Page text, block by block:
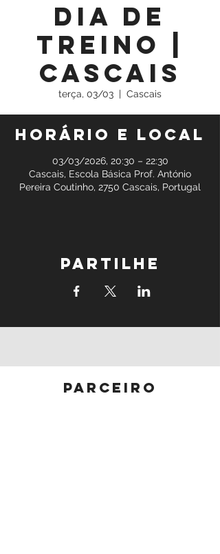
Dia de
Treino |
Cascais
terça, 03/03
  |
Cascais
Horário e local
03/03/2026, 20:30 – 22:30
Cascais, Escola Básica Prof. António
Pereira Coutinho, 2750 Cascais, Portugal
Partilhe
parceiro